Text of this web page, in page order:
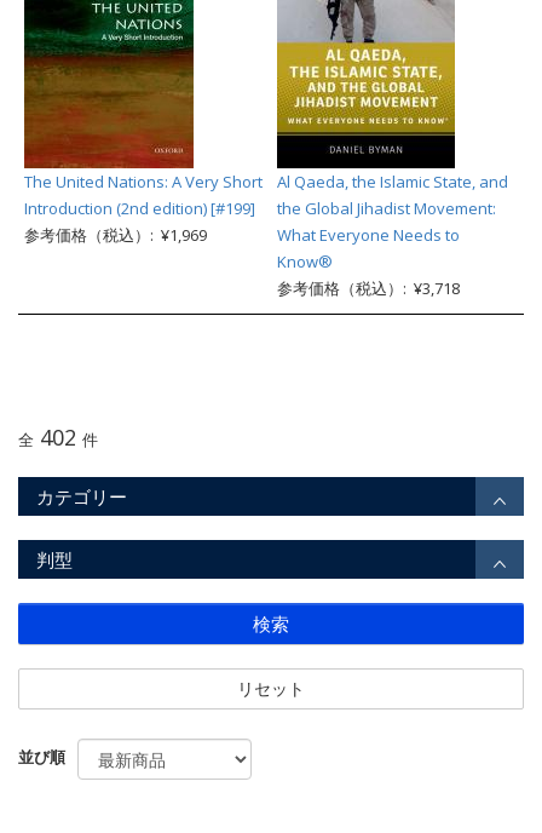
The United Nations: A Very Short
Introduction (2nd edition) [#199]
参考価格（税込）: ¥1,969
Al Qaeda, the Islamic State, and
the Global Jihadist Movement:
What Everyone Needs to
Know®
参考価格（税込）: ¥3,718
全 402 件
カテゴリー
判型
検索
リセット
並び順